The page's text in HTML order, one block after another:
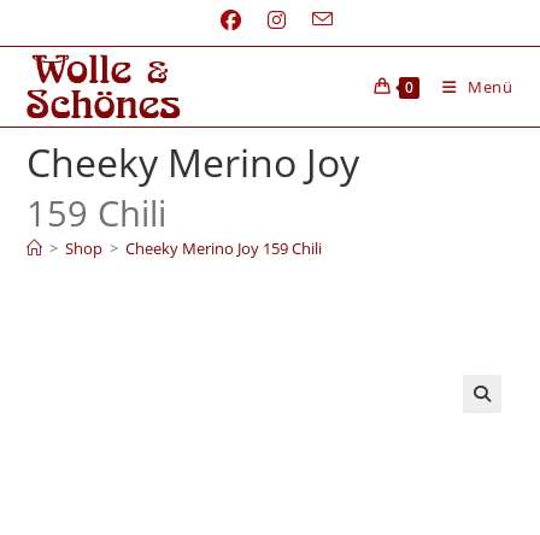
0 Menü
Cheeky Merino Joy
159 Chili
> Shop > Cheeky Merino Joy 159 Chili